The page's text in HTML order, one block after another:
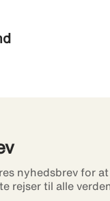
nyhedsbrev for
rejser til alle